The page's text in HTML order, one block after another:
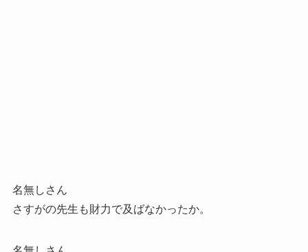
名無しさん
さすがの先生も財力で及ばなかったか。